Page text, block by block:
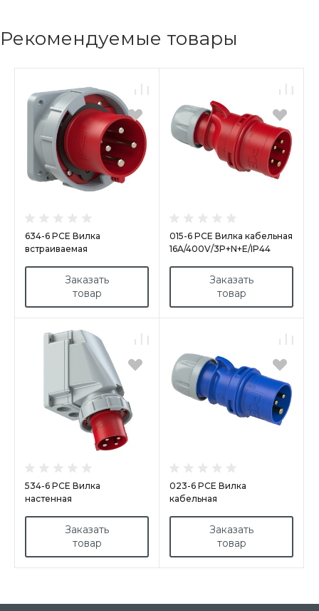
Рекомендуемые товары
634-6 PCE Вилка
встраиваемая
фланец 100x100
Заказать
товар
015-6 PCE Вилка кабельная
16A/400V/3P+N+E/IP44
Заказать
товар
534-6 PCE Вилка
настенная
Заказать
товар
023-6 PCE Вилка
кабельная
Заказать
товар